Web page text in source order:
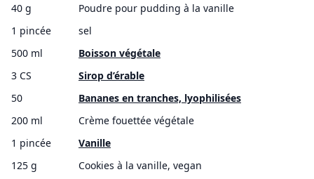
40 g
Poudre pour pudding à la vanille
1 pincée
sel
500 ml
Boisson végétale
3 CS
Sirop d’érable
50
Bananes en tranches, lyophilisées
200 ml
Crème fouettée végétale
1 pincée
Vanille
125 g
Cookies à la vanille, vegan